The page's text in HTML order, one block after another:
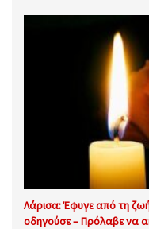
Λάρισα: Έφυγε από τη
οδηγούσε – Πρόλαβε να